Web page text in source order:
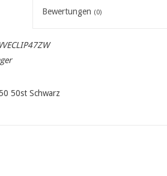
Bewertungen (0)
50st Schwarz